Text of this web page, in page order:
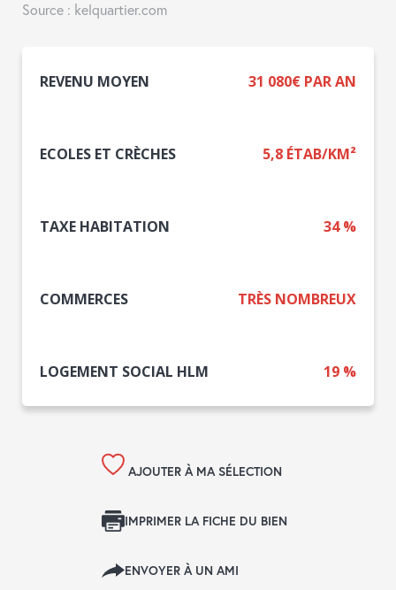
Source : kelquartier.com
REVENU MOYEN 31 080€ PAR AN
ECOLES ET CRÈCHES 5,8 ÉTAB/KM²
TAXE HABITATION 34 %
COMMERCES TRÈS NOMBREUX
LOGEMENT SOCIAL HLM 19 %
AJOUTER À MA SÉLECTION
IMPRIMER LA FICHE DU BIEN
ENVOYER À UN AMI